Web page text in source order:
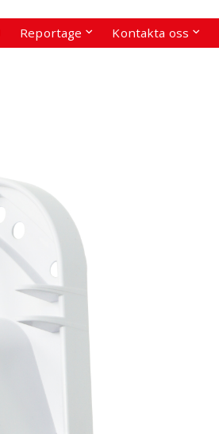
Reportage Kontakta oss